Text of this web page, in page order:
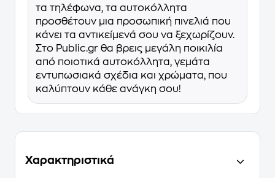
τα τηλέφωνα, τα αυτοκόλλητα
προσθέτουν μια προσωπική πινελιά που
κάνει τα αντικείμενά σου να ξεχωρίζουν.
Στο Public.gr θα βρεις μεγάλη ποικιλία
από ποιοτικά αυτοκόλλητα, γεμάτα
εντυπωσιακά σχέδια και χρώματα, που
καλύπτουν κάθε ανάγκη σου!
Χαρακτηριστικά